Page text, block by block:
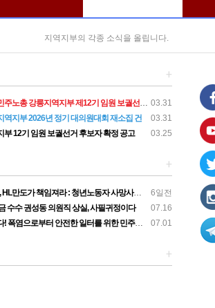
지역지부의 각종 소식을 올립니다.
+
03.31
총 강릉지역지부 제12기 임원 보궐선거결과 공고
03.31
역지부 2026년 정기 대의원대회 재소집 건
03.25
부 12기 임원 보궐선거 후보자 확정 공고
+
6일전
: 청년노동자 사망사고의 철저한 진상규명과 재발방지 대책 마련하라
07.16
수수 권성동 의원직 상실, 사필귀정이다
07.01
한 일터를 위한 민주노총 강원지역본부 폭염감시단 선포 기자회견
+